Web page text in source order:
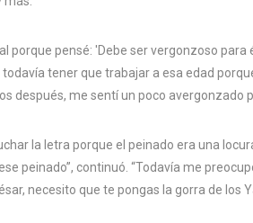
porque pensé: 'Debe ser vergonzoso
tener que trabajar a esa edad
después, me sentí un poco avergonzado
la letra porque el peinado era una
peinado”, continuó. “Todavía me
necesito que te pongas la gorra de los